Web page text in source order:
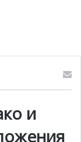
совета,
и